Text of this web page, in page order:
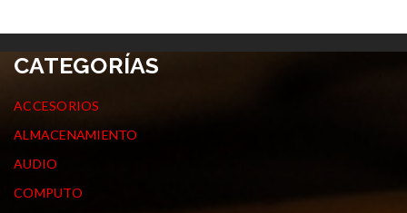
CATEGORÍAS
ACCESORIOS
ALMACENAMIENTO
AUDIO
COMPUTO